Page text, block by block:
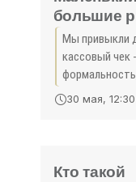
большие
Мы привыкли
кассовый чек
внимания
Многие из нас
ближайшую
30 мая, 12:30
Кто такой